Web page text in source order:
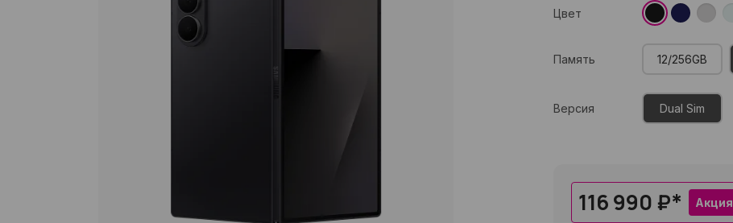
Цвет
Память 12/256GB
Версия Dual Sim
116 990 ₽* Акция